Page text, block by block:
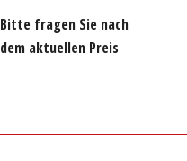
Bitte fragen Sie nach
dem aktuellen Preis